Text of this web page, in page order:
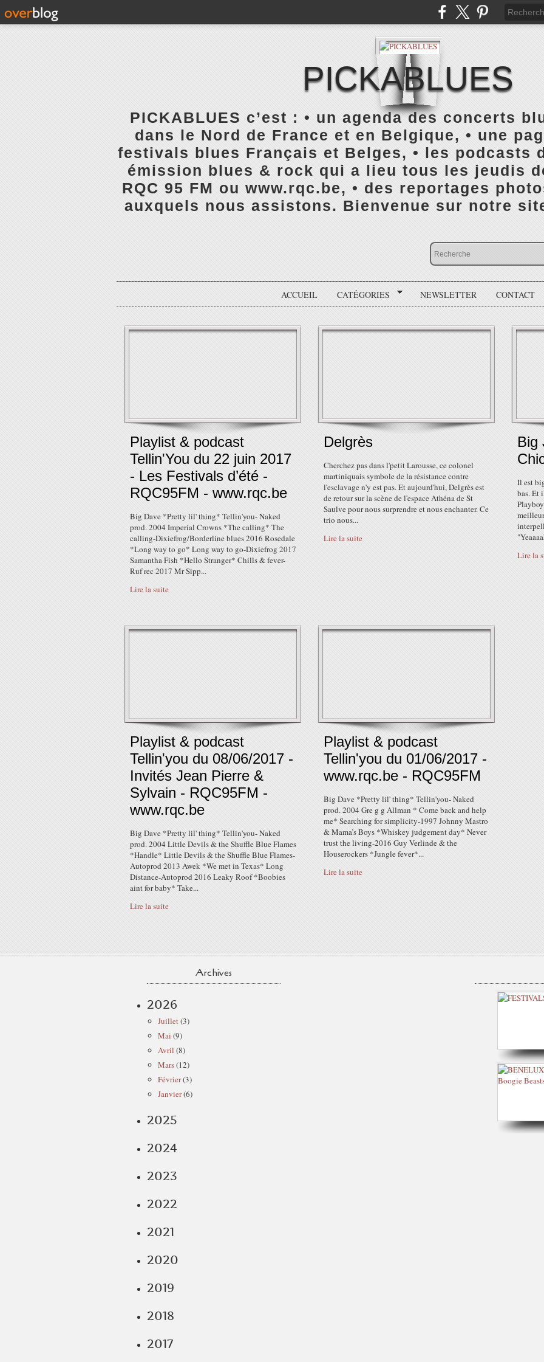
PICKABLUES
PICKABLUES c’est : • un agenda des concerts
dans le Nord de France et en Belgique, • une
festivals blues Français et Belges, • les podcasts
émission blues & rock qui a lieu tous les jeudis
RQC 95 FM ou www.rqc.be, • des reportages
auxquels nous assistons. Bienvenue sur notre
ACCUEIL CATÉGORIES NEWSLETTER CONTACT
Playlist & podcast
Tellin'You du 22 juin 2017
- Les Festivals d’été -
RQC95FM - www.rqc.be
Big Dave *Pretty lil' thing* Tellin'you- Naked
prod. 2004 Imperial Crowns *The calling* The
calling-Dixiefrog/Borderline blues 2016 Rosedale
*Long way to go* Long way to go-Dixiefrog 2017
Samantha Fish *Hello Stranger* Chills & fever-
Ruf rec 2017 Mr Sipp...
Lire la suite
Delgrès
Cherchez pas dans l'petit Larousse, ce colonel
martiniquais symbole de la résistance contre
l'esclavage n'y est pas. Et aujourd'hui, Delgrès est
de retour sur la scène de l'espace Athéna de St
Saulve pour nous surprendre et nous enchanter. Ce
trio nous...
Lire la suite
Big
Il est
bas. Et
Lire la
Playlist & podcast
Tellin'you du 08/06/2017 -
Invités Jean Pierre &
Sylvain - RQC95FM -
www.rqc.be
Big Dave *Pretty lil' thing* Tellin'you- Naked
prod. 2004 Little Devils & the Shuffle Blue Flames
*Handle* Little Devils & the Shuffle Blue Flames-
Autoprod 2013 Awek *We met in Texas* Long
Distance-Autoprod 2016 Leaky Roof *Boobies
aint for baby* Take...
Lire la suite
Playlist & podcast
Tellin'you du 01/06/2017 -
www.rqc.be - RQC95FM
Big Dave *Pretty lil' thing* Tellin'you- Naked
prod. 2004 Gre g g Allman * Come back and help
me* Searching for simplicity-1997 Johnny Mastro
& Mama’s Boys *Whiskey judgement day* Never
trust the living-2016 Guy Verlinde & the
Houserockers *Jungle fever*...
Lire la suite
Archives
2026
Juillet(3)
Mai (9)
Avril (8)
Mars(12)
Février(3)
Janvier(6)
2025
2024
2023
2022
2021
2020
2019
2018
2017